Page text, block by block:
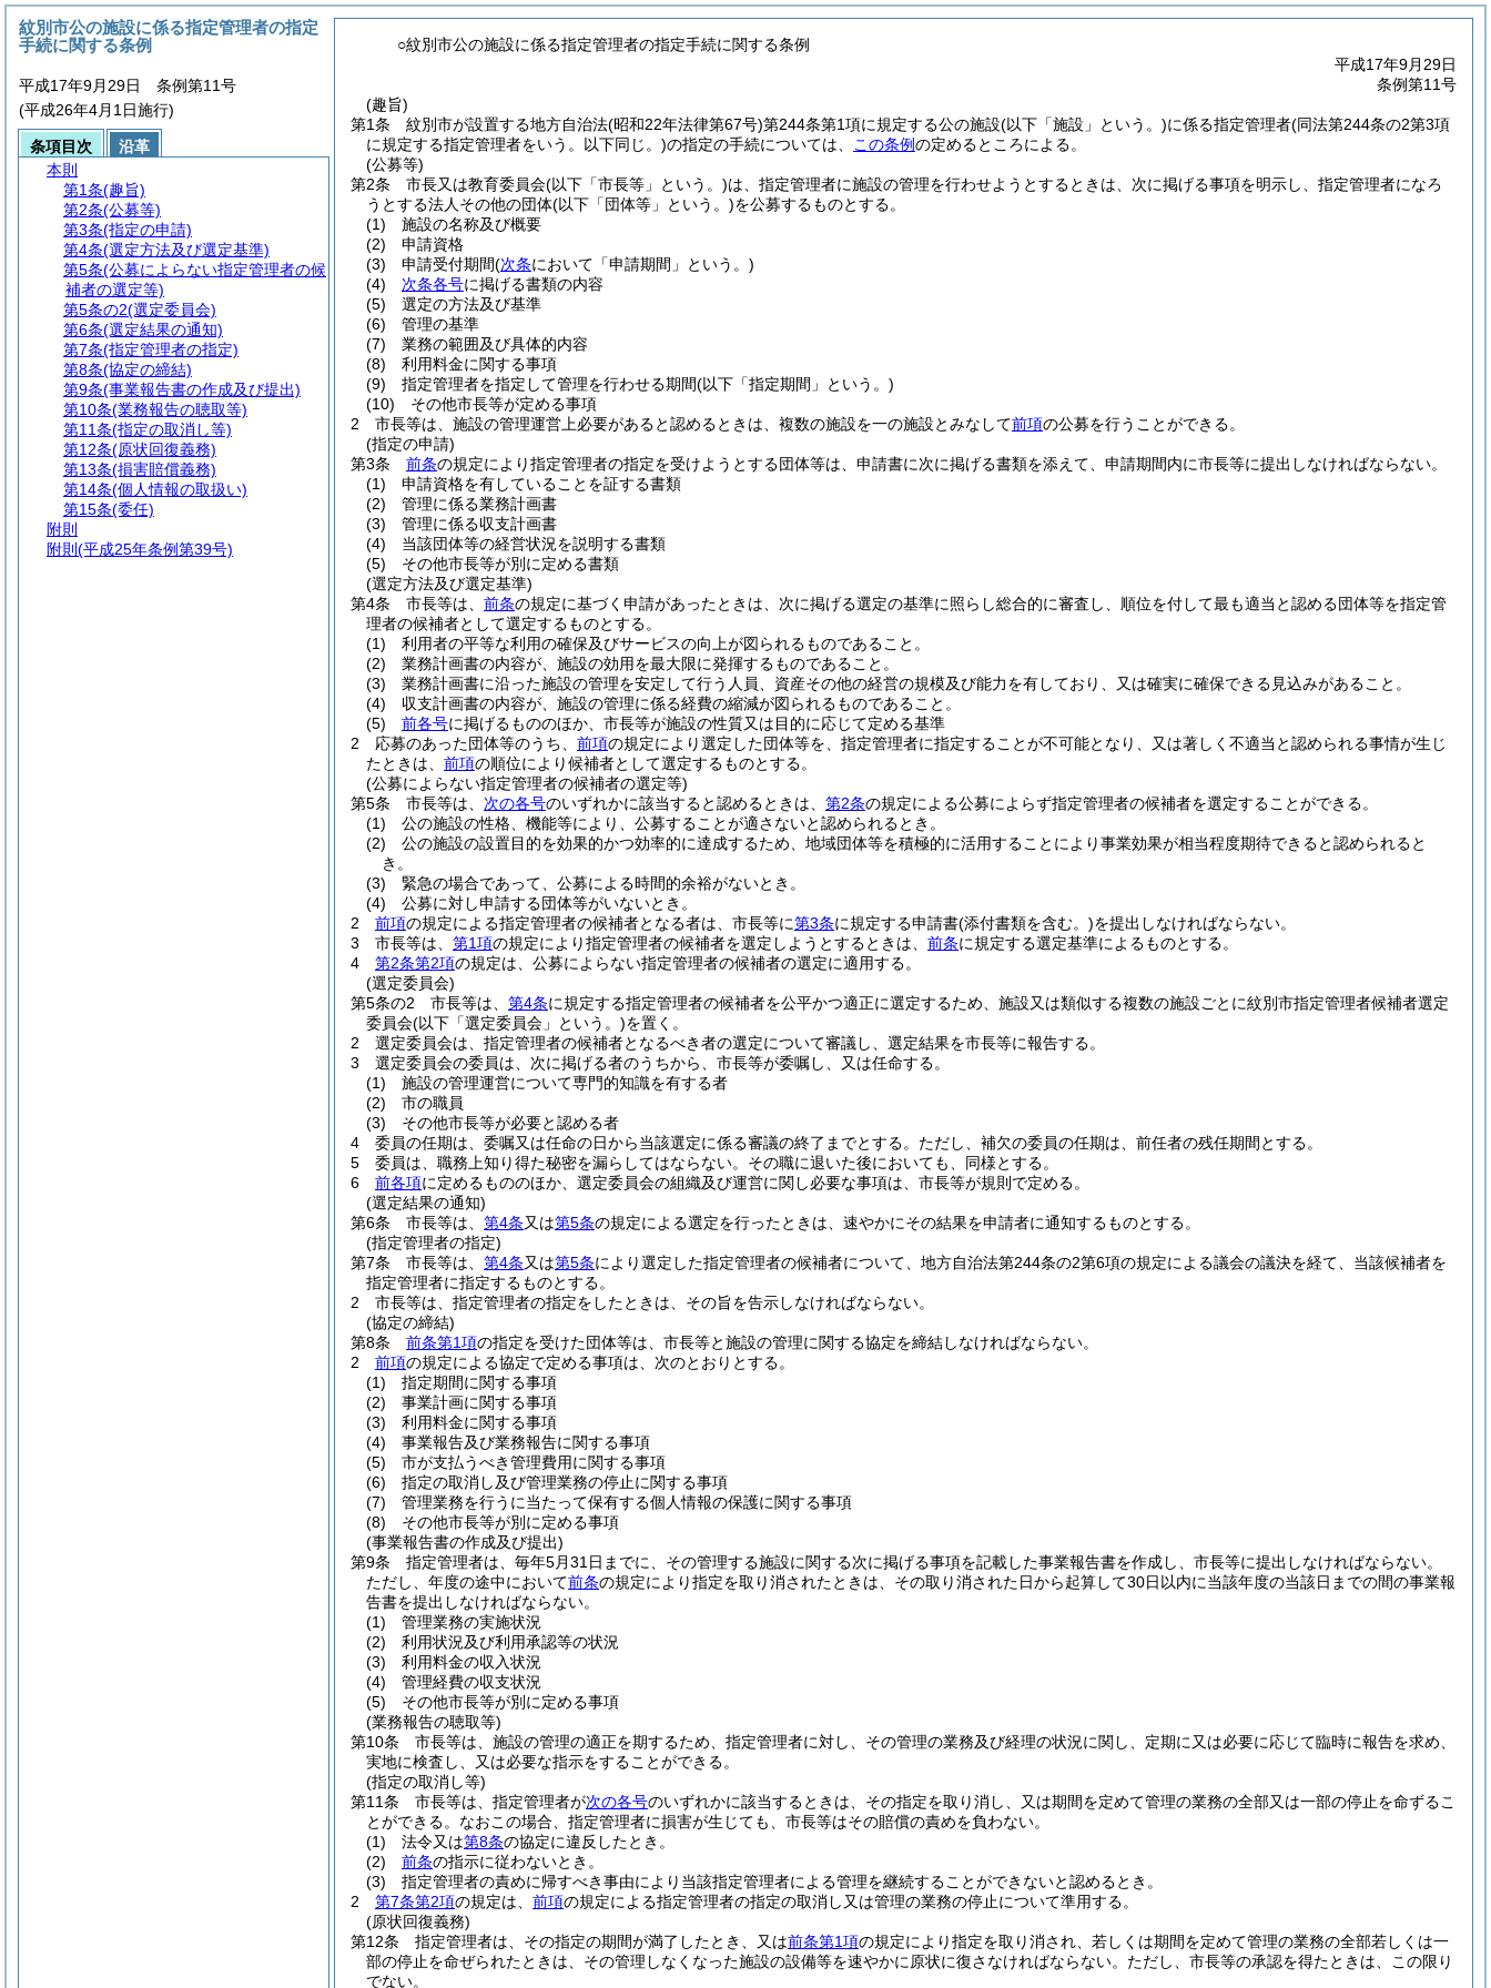
○紋別市公の施設に係る指定管理者の指定手続に関する条例
平成17年9月29日
条例第11号
(趣旨)
第1条
紋別市が設置する地方自治法(昭和22年法律第67号)第244条第1項に規定する公の施設(以下「施設」という。)に係る指定管理者(同法第244条の2第3項
に規定する指定管理者をいう。以下同じ。)の指定の手続については、 この条例の定めるところによる。
(公募等)
第2条
市長又は教育委員会(以下「市長等」という。)は、指定管理者に施設の管理を行わせようとするときは、次に掲げる事項を明示し、指定管理者になろ
うとする法人その他の団体(以下「団体等」という。)を公募するものとする。
(1)
施設の名称及び概要
(2)
申請資格
(3)
申請受付期間(次条において「申請期間」という。)
(4)
次条各号に掲げる書類の内容
(5)
選定の方法及び基準
(6)
管理の基準
(7)
業務の範囲及び具体的内容
(8)
利用料金に関する事項
(9)
指定管理者を指定して管理を行わせる期間(以下「指定期間」という。)
(10)
その他市長等が定める事項
2
市長等は、施設の管理運営上必要があると認めるときは、複数の施設を一の施設とみなして前項の公募を行うことができる。
(指定の申請)
第3条
前条の規定により指定管理者の指定を受けようとする団体等は、申請書に次に掲げる書類を添えて、申請期間内に市長等に提出しなければならない。
(1)
申請資格を有していることを証する書類
(2)
管理に係る業務計画書
(3)
管理に係る収支計画書
(4)
当該団体等の経営状況を説明する書類
(5)
その他市長等が別に定める書類
(選定方法及び選定基準)
第4条
市長等は、 前条の規定に基づく申請があったときは、次に掲げる選定の基準に照らし総合的に審査し、順位を付して最も適当と認める団体等を指定管
理者の候補者として選定するものとする。
(1)
利用者の平等な利用の確保及びサービスの向上が図られるものであること。
(2)
業務計画書の内容が、施設の効用を最大限に発揮するものであること。
(3)
業務計画書に沿った施設の管理を安定して行う人員、資産その他の経営の規模及び能力を有しており、又は確実に確保できる見込みがあること。
(4)
収支計画書の内容が、施設の管理に係る経費の縮減が図られるものであること。
(5)
前各号に掲げるもののほか、市長等が施設の性質又は目的に応じて定める基準
2
応募のあった団体等のうち、 前項の規定により選定した団体等を、指定管理者に指定することが不可能となり、又は著しく不適当と認められる事情が生じ
たときは、 前項の順位により候補者として選定するものとする。
(公募によらない指定管理者の候補者の選定等)
第5条
市長等は、 次の各号のいずれかに該当すると認めるときは、 第2条の規定による公募によらず指定管理者の候補者を選定することができる。
(1)
公の施設の性格、機能等により、公募することが適さないと認められるとき。
(2)
公の施設の設置目的を効果的かつ効率的に達成するため、地域団体等を積極的に活用することにより事業効果が相当程度期待できると認められると
き。
(3)
緊急の場合であって、公募による時間的余裕がないとき。
(4)
公募に対し申請する団体等がいないとき。
2
前項の規定による指定管理者の候補者となる者は、市長等に第3条に規定する申請書(添付書類を含む。)を提出しなければならない。
3
市長等は、 第1項の規定により指定管理者の候補者を選定しようとするときは、 前条に規定する選定基準によるものとする。
4
第2条第2項の規定は、公募によらない指定管理者の候補者の選定に適用する。
(選定委員会)
第5条の2
市長等は、 第4条に規定する指定管理者の候補者を公平かつ適正に選定するため、施設又は類似する複数の施設ごとに紋別市指定管理者候補者選定
委員会(以下「選定委員会」という。)を置く。
2
選定委員会は、指定管理者の候補者となるべき者の選定について審議し、選定結果を市長等に報告する。
3
選定委員会の委員は、次に掲げる者のうちから、市長等が委嘱し、又は任命する。
(1)
施設の管理運営について専門的知識を有する者
(2)
市の職員
(3)
その他市長等が必要と認める者
4
委員の任期は、委嘱又は任命の日から当該選定に係る審議の終了までとする。 ただし、補欠の委員の任期は、前任者の残任期間とする。
5
委員は、職務上知り得た秘密を漏らしてはならない。 その職に退いた後においても、同様とする。
6
前各項に定めるもののほか、選定委員会の組織及び運営に関し必要な事項は、市長等が規則で定める。
(選定結果の通知)
第6条
市長等は、 第4条又は第5条の規定による選定を行ったときは、速やかにその結果を申請者に通知するものとする。
(指定管理者の指定)
第7条
市長等は、 第4条又は第5条により選定した指定管理者の候補者について、地方自治法第244条の2第6項の規定による議会の議決を経て、当該候補者を
指定管理者に指定するものとする。
2
市長等は、指定管理者の指定をしたときは、その旨を告示しなければならない。
(協定の締結)
第8条
前条第1項の指定を受けた団体等は、市長等と施設の管理に関する協定を締結しなければならない。
2
前項の規定による協定で定める事項は、次のとおりとする。
(1)
指定期間に関する事項
(2)
事業計画に関する事項
(3)
利用料金に関する事項
(4)
事業報告及び業務報告に関する事項
(5)
市が支払うべき管理費用に関する事項
(6)
指定の取消し及び管理業務の停止に関する事項
(7)
管理業務を行うに当たって保有する個人情報の保護に関する事項
(8)
その他市長等が別に定める事項
(事業報告書の作成及び提出)
第9条
指定管理者は、毎年5月31日までに、その管理する施設に関する次に掲げる事項を記載した事業報告書を作成し、市長等に提出しなければならない。
ただし、年度の途中において前条の規定により指定を取り消されたときは、その取り消された日から起算して30日以内に当該年度の当該日までの間の事業報
告書を提出しなければならない。
(1)
管理業務の実施状況
(2)
利用状況及び利用承認等の状況
(3)
利用料金の収入状況
(4)
管理経費の収支状況
(5)
その他市長等が別に定める事項
(業務報告の聴取等)
第10条
市長等は、施設の管理の適正を期するため、指定管理者に対し、その管理の業務及び経理の状況に関し、定期に又は必要に応じて臨時に報告を求め、
実地に検査し、又は必要な指示をすることができる。
(指定の取消し等)
第11条
市長等は、指定管理者が次の各号のいずれかに該当するときは、その指定を取り消し、又は期間を定めて管理の業務の全部又は一部の停止を命ずるこ
とができる。 なおこの場合、指定管理者に損害が生じても、市長等はその賠償の責めを負わない。
(1)
法令又は第8条の協定に違反したとき。
(2)
前条の指示に従わないとき。
(3)
指定管理者の責めに帰すべき事由により当該指定管理者による管理を継続することができないと認めるとき。
2
第7条第2項の規定は、 前項の規定による指定管理者の指定の取消し又は管理の業務の停止について準用する。
(原状回復義務)
第12条
指定管理者は、その指定の期間が満了したとき、又は前条第1項の規定により指定を取り消され、若しくは期間を定めて管理の業務の全部若しくは一
部の停止を命ぜられたときは、その管理しなくなった施設の設備等を速やかに原状に復さなければならない。 ただし、市長等の承認を得たときは、この限り
でない。
紋別市公の施設に係る指定管理者の指定
手続に関する条例
平成17年9月29日 条例第11号
(平成26年4月1日施行)
条項目次
沿革
本則
第1条(趣旨)
第2条(公募等)
第3条(指定の申請)
第4条(選定方法及び選定基準)
第5条(公募によらない指定管理者の候
補者の選定等)
第5条の2(選定委員会)
第6条(選定結果の通知)
第7条(指定管理者の指定)
第8条(協定の締結)
第9条(事業報告書の作成及び提出)
第10条(業務報告の聴取等)
第11条(指定の取消し等)
第12条(原状回復義務)
第13条(損害賠償義務)
第14条(個人情報の取扱い)
第15条(委任)
附則
附則 (平成25年条例第39号)